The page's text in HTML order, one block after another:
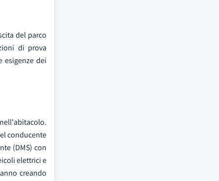
del parco
di prova
esigenze dei
conducente
(DMS) con
elettrici e
creando